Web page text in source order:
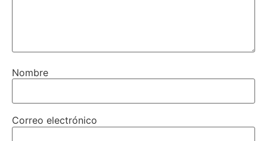
Nombre
Correo electrónico